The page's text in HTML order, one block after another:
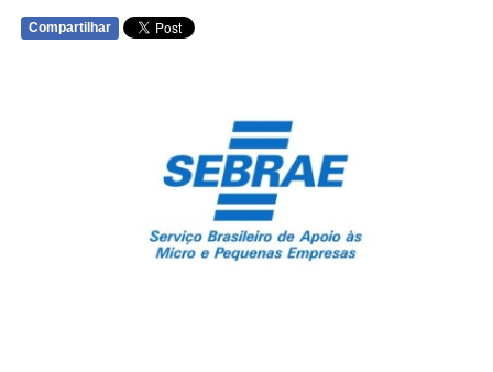
Compartilhar